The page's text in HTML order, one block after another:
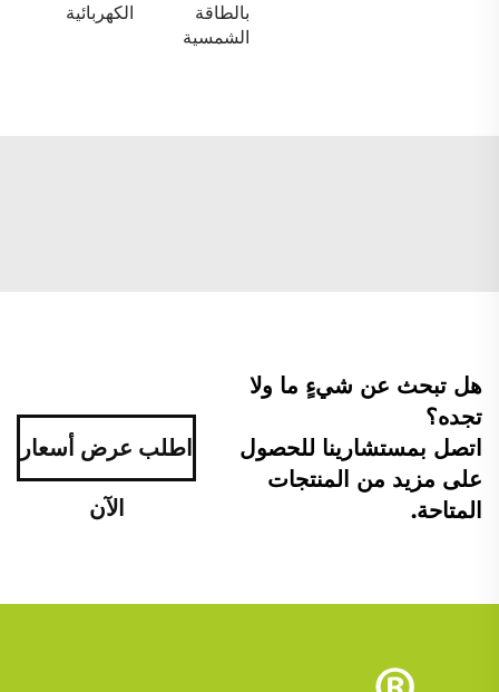
بالطاقة
الشمسية
الكهربائية
هل تبحث عن شيءٍ ما ولا
تجده؟
اتصل بمستشارينا للحصول
على مزيد من المنتجات
المتاحة.
اطلب عرض أسعار
الآن